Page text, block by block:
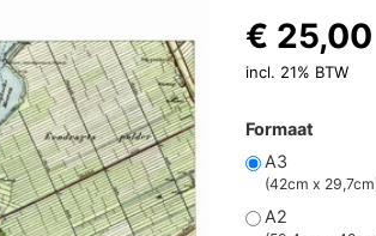
Formaat
A3
(42cm x
A2
€ 25,00
incl. 21% BTW